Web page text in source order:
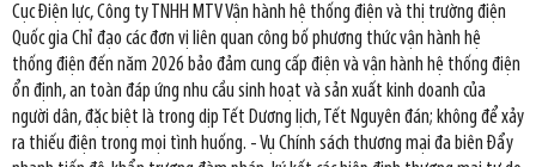
Cục Điện lực, Công ty TNHH MTV Vận hành hệ thống điện và thị trường điện
Quốc gia Chỉ đạo các đơn vị liên quan công bố phương thức vận hành hệ
thống điện đến năm 2026 bảo đảm cung cấp điện và vận hành hệ thống điện
ổn định, an toàn đáp ứng nhu cầu sinh hoạt và sản xuất kinh doanh của
người dân, đặc biệt là trong dịp Tết Dương lịch, Tết Nguyên đán; không để xảy
ra thiếu điện trong mọi tình huống. - Vụ Chính sách thương mại đa biên Đẩy